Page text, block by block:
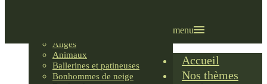
Anges
Animaux
Ballerines et patineuses
Bonhommes de neige
menu
Accueil
Nos thèmes